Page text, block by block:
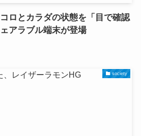
ロとカラダの状態を「目で確認
アラブル端末が登場
society